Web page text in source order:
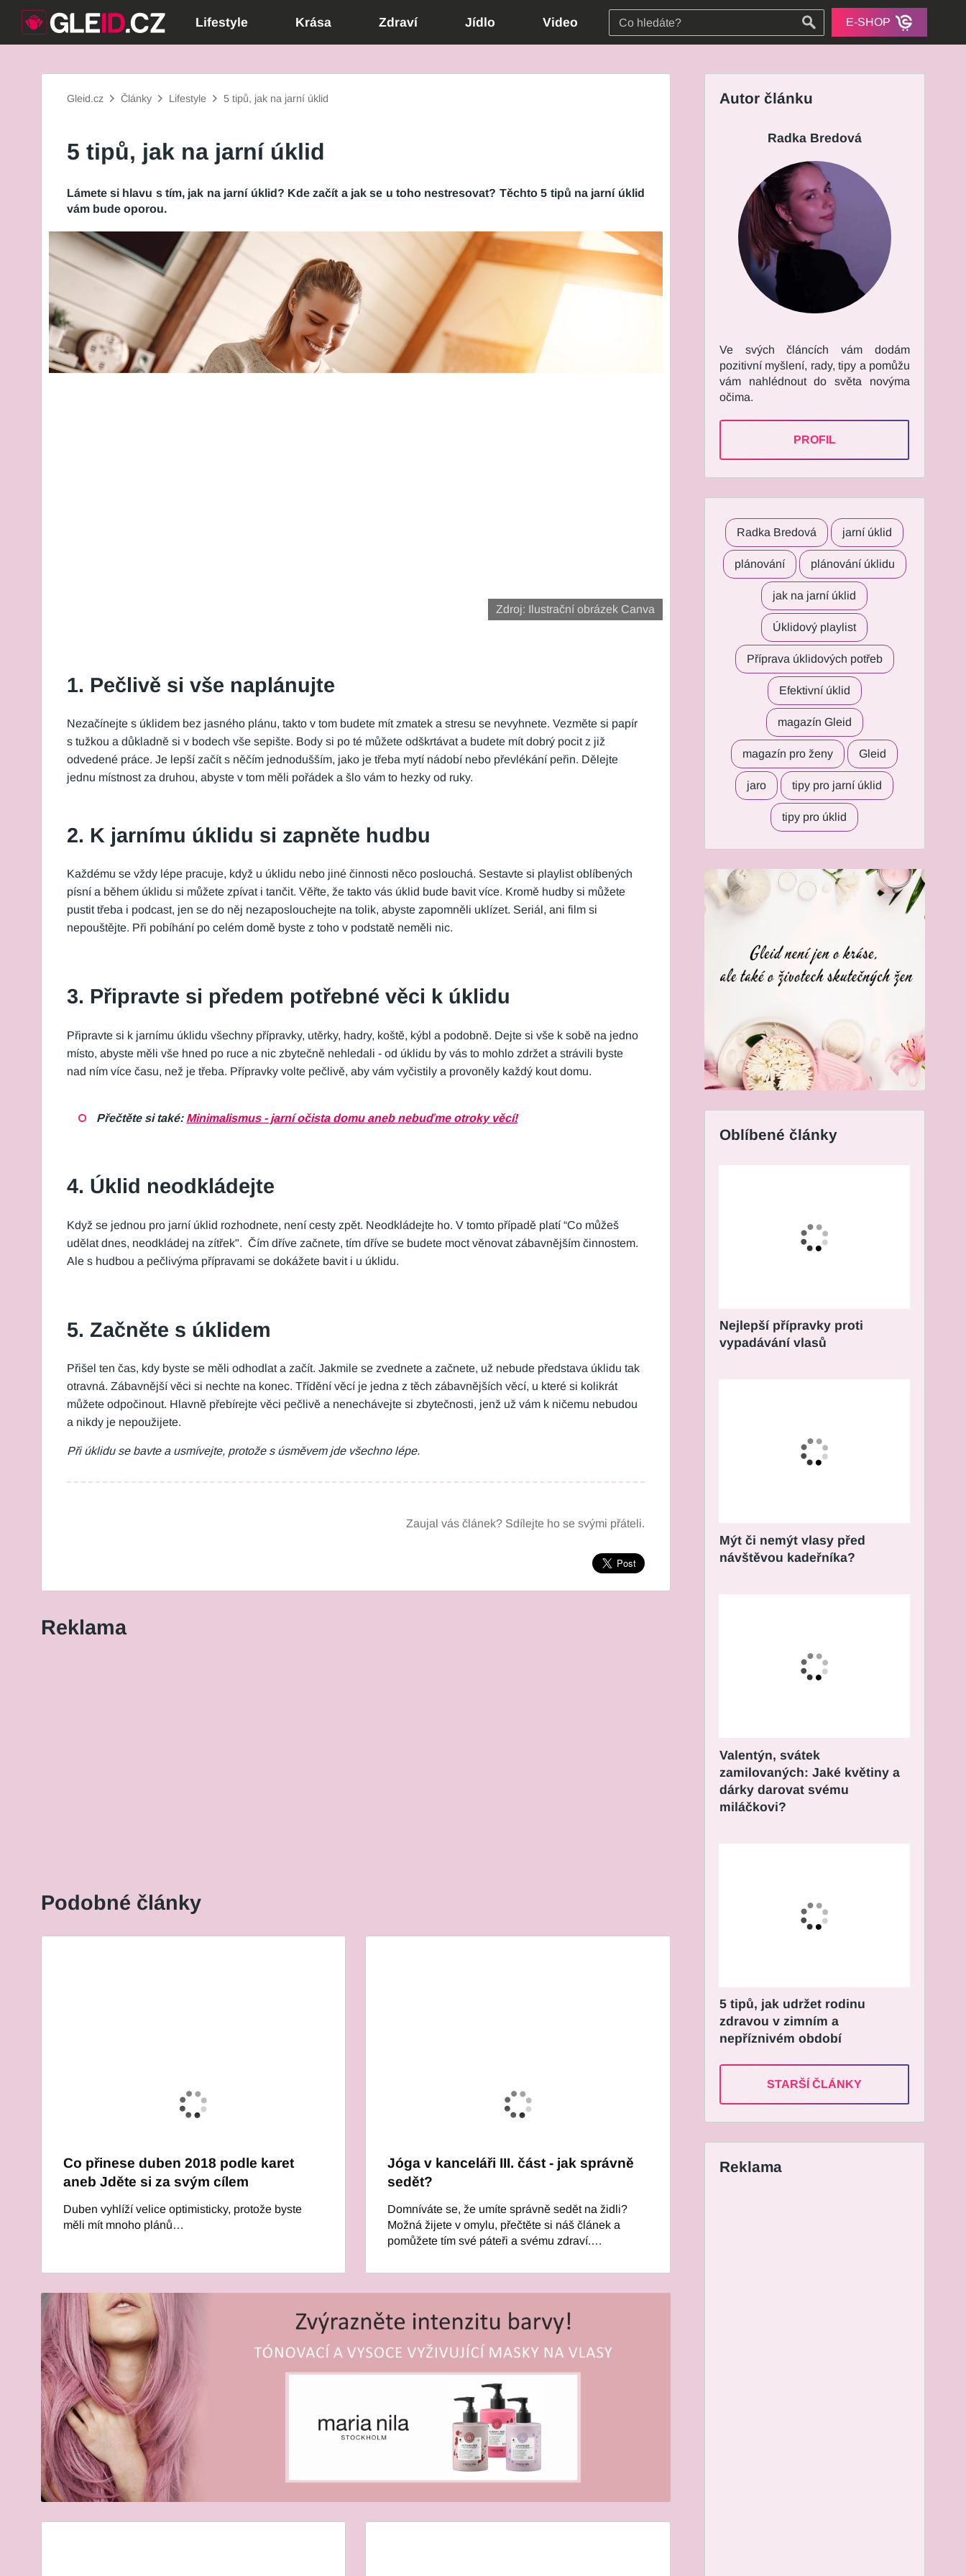
Lifestyle Krása Zdraví Jídlo Video E-SHOP
Gleid.cz Články Lifestyle 5 tipů, jak na jarní úklid
5 tipů, jak na jarní úklid
Lámete si hlavu s tím, jak na jarní úklid? Kde začít a jak se u toho nestresovat? Těchto 5 tipů na jarní úklid
vám bude oporou.
Zdroj: Ilustrační obrázek Canva
1. Pečlivě si vše naplánujte
Nezačínejte s úklidem bez jasného plánu, takto v tom budete mít zmatek a stresu se nevyhnete. Vezměte si papír
s tužkou a důkladně si v bodech vše sepište. Body si po té můžete odškrtávat a budete mít dobrý pocit z již
odvedené práce. Je lepší začít s něčím jednodušším, jako je třeba mytí nádobí nebo převlékání peřin. Dělejte
jednu místnost za druhou, abyste v tom měli pořádek a šlo vám to hezky od ruky.
2. K jarnímu úklidu si zapněte hudbu
Každému se vždy lépe pracuje, když u úklidu nebo jiné činnosti něco poslouchá. Sestavte si playlist oblíbených
písní a během úklidu si můžete zpívat i tančit. Věřte, že takto vás úklid bude bavit více. Kromě hudby si můžete
pustit třeba i podcast, jen se do něj nezaposlouchejte na tolik, abyste zapomněli uklízet. Seriál, ani film si
nepouštějte. Při pobíhání po celém domě byste z toho v podstatě neměli nic.
3. Připravte si předem potřebné věci k úklidu
Připravte si k jarnímu úklidu všechny přípravky, utěrky, hadry, koště, kýbl a podobně. Dejte si vše k sobě na jedno
místo, abyste měli vše hned po ruce a nic zbytečně nehledali - od úklidu by vás to mohlo zdržet a strávili byste
nad ním více času, než je třeba. Přípravky volte pečlivě, aby vám vyčistily a provoněly každý kout domu.
Přečtěte si také: Minimalismus - jarní očista domu aneb nebuďme otroky věcí!
4. Úklid neodkládejte
Když se jednou pro jarní úklid rozhodnete, není cesty zpět. Neodkládejte ho. V tomto případě platí “Co můžeš
udělat dnes, neodkládej na zítřek". Čím dříve začnete, tím dříve se budete moct věnovat zábavnějším činnostem.
Ale s hudbou a pečlivýma přípravami se dokážete bavit i u úklidu.
5. Začněte s úklidem
Přišel ten čas, kdy byste se měli odhodlat a začít. Jakmile se zvednete a začnete, už nebude představa úklidu tak
otravná. Zábavnější věci si nechte na konec. Třídění věcí je jedna z těch zábavnějších věcí, u které si kolikrát
můžete odpočinout. Hlavně přebírejte věci pečlivě a nenechávejte si zbytečnosti, jenž už vám k ničemu nebudou
a nikdy je nepoužijete.
Při úklidu se bavte a usmívejte, protože s úsměvem jde všechno lépe.
Zaujal vás článek? Sdílejte ho se svými přáteli.
Reklama
Podobné články
Co přinese duben 2018 podle karet
aneb Jděte si za svým cílem
Duben vyhlíží velice optimisticky, protože byste
měli mít mnoho plánů…
Jóga v kanceláři III. část - jak správně
sedět?
Domníváte se, že umíte správně sedět na židli?
Možná žijete v omylu, přečtěte si náš článek a
pomůžete tím své páteři a svému zdraví.…
Autor článku
Radka Bredová
Ve svých článcích vám dodám
pozitivní myšlení, rady, tipy a pomůžu
vám nahlédnout do světa novýma
očima.
PROFIL
Radka Bredová jarní úklid
plánování plánování úklidu
jak na jarní úklid
Úklidový playlist
Příprava úklidových potřeb
Efektivní úklid
magazín Gleid
magazín pro ženy Gleid
jaro tipy pro jarní úklid
tipy pro úklid
Oblíbené články
Nejlepší přípravky proti
vypadávání vlasů
Mýt či nemýt vlasy před
návštěvou kadeřníka?
Valentýn, svátek
zamilovaných: Jaké květiny a
dárky darovat svému
miláčkovi?
5 tipů, jak udržet rodinu
zdravou v zimním a
nepříznivém období
STARŠÍ ČLÁNKY
Reklama